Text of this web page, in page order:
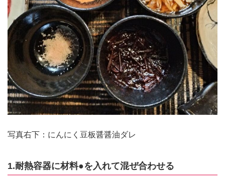
写真右下：にんにく豆板醤醤油ダレ
1.耐熱容器に材料●を入れて混ぜ合わせる